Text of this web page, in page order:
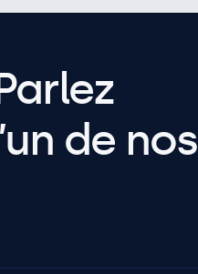
de nos